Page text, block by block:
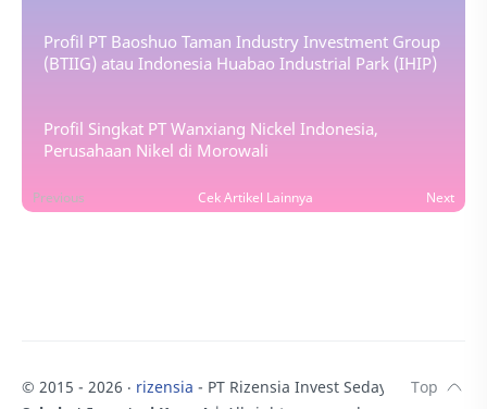
Profil PT Baoshuo Taman Industry Investment Group
(BTIIG) atau Indonesia Huabao Industrial Park (IHIP)
Profil Singkat PT Wanxiang Nickel Indonesia,
Perusahaan Nikel di Morowali
Previous Next
Cek Artikel Lainnya
© 2015 - 2026 ‧ rizensia - PT Rizensia Invest Sedaya.